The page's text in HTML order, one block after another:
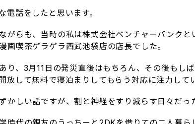
電話をしたと思います。
がらも、当時の私は株式会社ベンチャーバンクと
画喫茶ゲラゲラ西武池袋店の店長でした。
り、3月11日の発災直後はもちろん、その後もし
放して無料で寝泊まりしてもらう対応に注力して
かしい話ですが、割と神経をすり減らす日々だっ